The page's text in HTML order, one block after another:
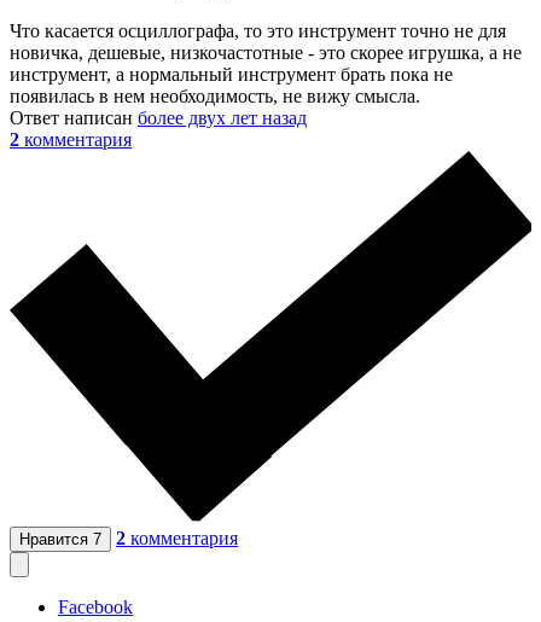
Что касается осциллографа, то это инструмент точно не для
новичка, дешевые, низкочастотные - это скорее игрушка, а не
инструмент, а нормальный инструмент брать пока не
появилась в нем необходимость, не вижу смысла.
Ответ написан более двух лет назад
2 комментария
Нравится 7 2 комментария
Facebook